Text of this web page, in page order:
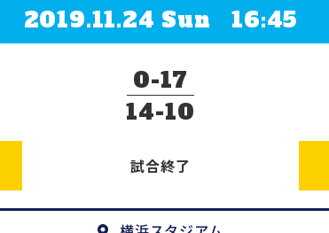
2019.11.24 Sun 16:45
試合終了
0 17
14 10